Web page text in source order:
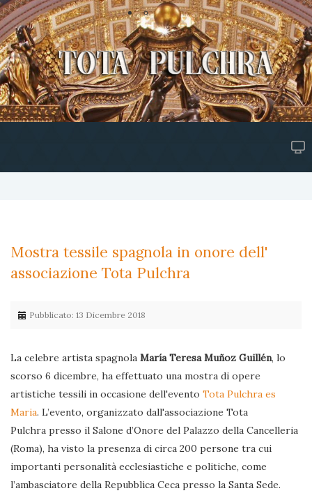
Mostra tessile spagnola in onore dell'
associazione Tota Pulchra
Pubblicato: 13 Dicembre 2018
La celebre artista spagnola María Teresa Muñoz Guillén, lo
scorso 6 dicembre, ha effettuato una mostra di opere
artistiche tessili in occasione dell'evento Tota Pulchra es
Maria. L’evento, organizzato dall'associazione Tota
Pulchra presso il Salone d’Onore del Palazzo della Cancelleria
(Roma), ha visto la presenza di circa 200 persone tra cui
importanti personalità ecclesiastiche e politiche, come
l’ambasciatore della Repubblica Ceca presso la Santa Sede.